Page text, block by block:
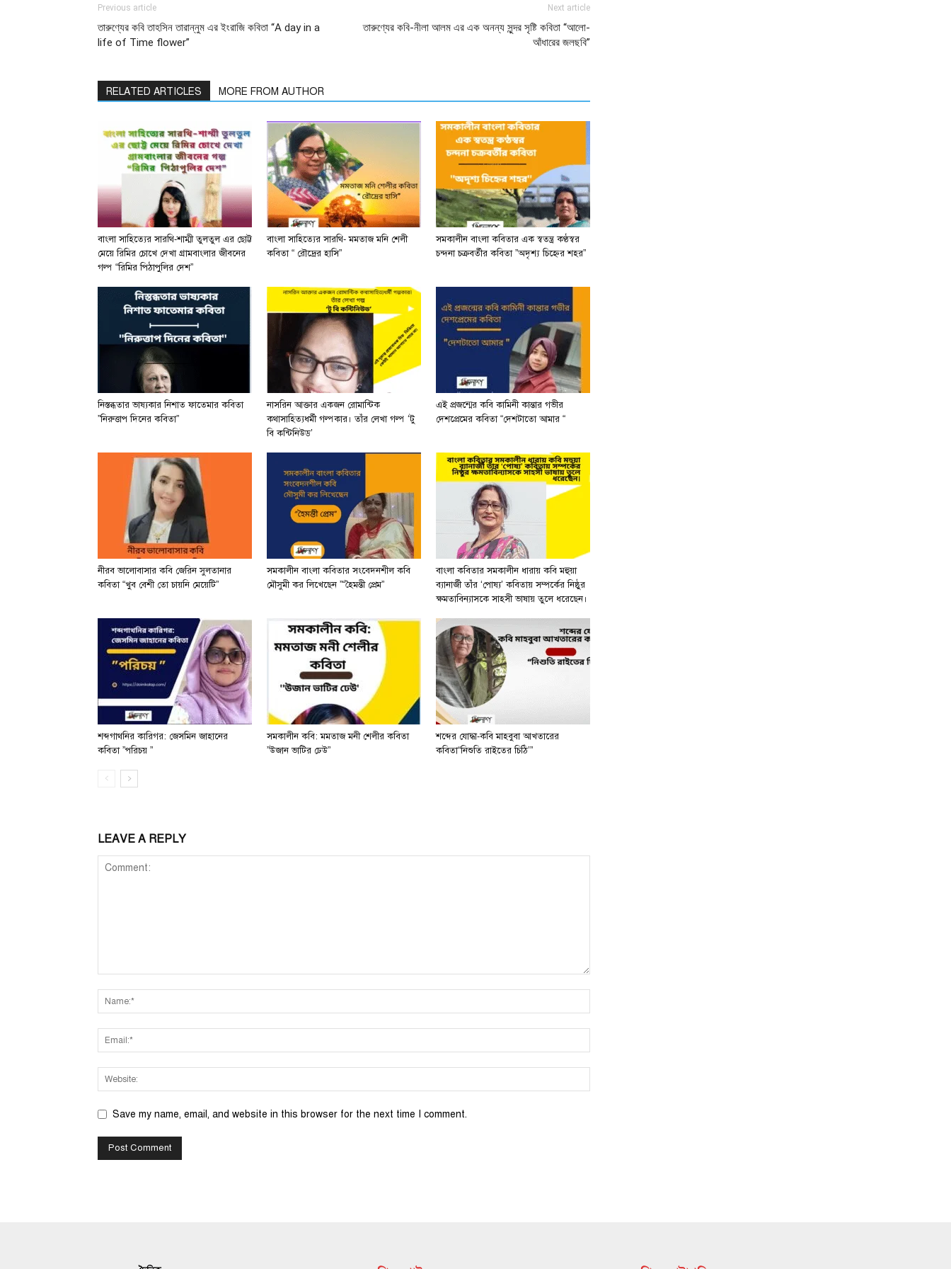
Previous article
তারুণ্যের কবি তাহসিন তারান্নুম এর ইংরাজি কবিতা “A day in a
life of Time flower”
Next article
তারুণ্যের কবি-নীলা আলম এর এক অনন্য সুন্দর সৃষ্টি কবিতা “আলো-
আঁধারের জলছবি”
RELATED ARTICLES MORE FROM AUTHOR
বাংলা সাহিত্যের সারথি-শাম্মী তুলতুল এর ছোট্ট
মেয়ে রিমির চোখে দেখা গ্রামবাংলার জীবনের
গল্প “রিমির পিঠাপুলির দেশ”
বাংলা সাহিত্যের সারথি- মমতাজ মনি শেলী
কবিতা “ রৌদ্রের হাসি”
সমকালীন বাংলা কবিতার এক স্বতন্ত্র কণ্ঠস্বর
চন্দনা চক্রবর্তীর কবিতা ”অদৃশ্য চিহ্নের শহর”
নিস্তব্ধতার ভাষ্যকার নিশাত ফাতেমার কবিতা
”নিরুত্তাপ দিনের কবিতা”
নাসরিন আক্তার একজন রোমান্টিক
কথাসাহিত্যধর্মী গল্পকার। তাঁর লেখা গল্প ‘টু
বি কন্টিনিউড’
এই প্রজন্মের কবি কামিনী কান্তার গভীর
দেশপ্রেমের কবিতা “দেশটাতো আমার “
নীরব ভালোবাসার কবি জেরিন সুলতানার
কবিতা “খুব বেশী তো চায়নি মেয়েটি”
সমকালীন বাংলা কবিতার সংবেদনশীল কবি
মৌসুমী কর লিখেছেন ”“হৈমন্তী প্রেম”
বাংলা কবিতার সমকালীন ধারায় কবি মহুয়া
ব্যানার্জী তাঁর ‘পোষ্য’ কবিতায় সম্পর্কের নিষ্ঠুর
ক্ষমতাবিন্যাসকে সাহসী ভাষায় তুলে ধরেছেন।
শব্দগাথনির কারিগর: জেসমিন জাহানের
কবিতা ”পরিচয় ”
সমকালীন কবি: মমতাজ মনী শেলীর কবিতা
”উজান ভাটির ঢেউ”
শব্দের যোদ্ধা-কবি মাহবুবা আখতারের
কবিতা“নিশুতি রাইতের চিঠি’”
LEAVE A REPLY
Save my name, email, and website in this browser for the next time I comment.